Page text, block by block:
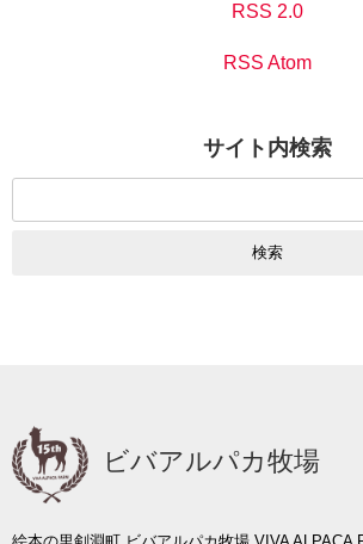
RSS 2.0
RSS Atom
サイト内検索
ビバアルパカ牧場